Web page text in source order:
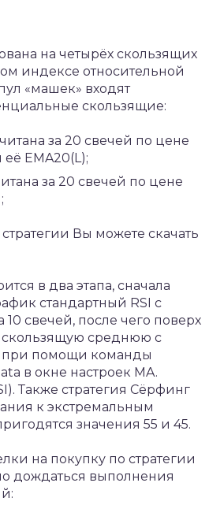
на четырёх скользящих
индексе относительной
«машек» входят
скользящие:
за 20 свечей по цене
EMA20(L);
за 20 свечей по цене
Вы можете скачать
в два этапа, сначала
стандартный RSI с
10 свечей, после чего поверх
скользящую среднюю с
помощи команды
в окне настроек MA.
Также стратегия Сёрфинг
к экстремальным
значения 55 и 45.
на покупку по стратегии
дождаться выполнения